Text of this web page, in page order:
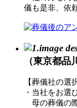
儀も是非、依
（東京都品
【葬儀社の選
・当社をお選
母の葬儀の